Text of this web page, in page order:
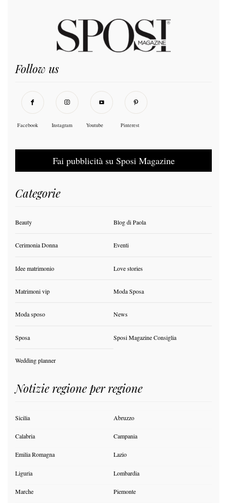
Follow us
Facebook Instagram Youtube Pinterest
Fai pubblicità su Sposi Magazine
Categorie
Beauty Blog di Paola
Cerimonia Donna Eventi
Idee matrimonio Love stories
Matrimoni vip Moda Sposa
Moda sposo News
Sposa Sposi Magazine Consiglia
Wedding planner
Notizie regione per regione
Sicilia Abruzzo
Calabria Campania
Emilia Romagna Lazio
Liguria Lombardia
Marche Piemonte